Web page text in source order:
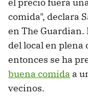
el precio fuera
comida", declara
en The Guardian.
del local en plena
entonces se ha
buena comida a
vecinos.